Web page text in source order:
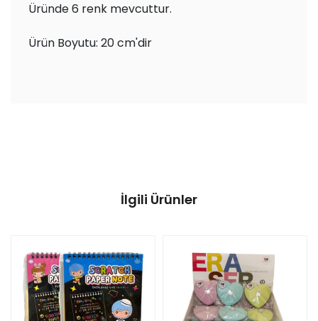
Üründe 6 renk mevcuttur.
Ürün Boyutu: 20 cm'dir
İlgili Ürünler